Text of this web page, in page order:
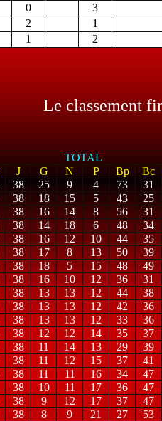
0 3
2 1
1 2
Le classement
TOTAL
J G N P Bp
Bc
38 25 9 4 73
31
38 18 15 5 43
25
38 16 14 8 56
31
38 14 18 6 48
34
38 16 12 10 44
35
38 17 8 13 50
39
38 18 5 15 48
49
38 16 10 12 36
31
38 13 13 12 44
38
38 13 13 12 42
36
38 13 13 12 33
36
38 12 12 14 35
37
38 11 14 13 29
39
38 11 12 15 37
41
38 11 11 16 34
47
38 10 11 17 36
47
38 9 12 17 37
47
38 8 9 21 27
53